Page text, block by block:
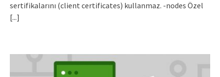
sertifikalarını (client certificates) kullanmaz. -nodes Özel
[...]